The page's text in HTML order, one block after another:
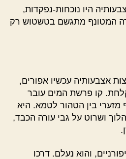
היו נוכחות-נפקדות,
המטונף מתגשם בטשטוש רק
אצבעותיה עכשיו אפורים,
קו פרשת המים עובר
מזערי בין הטהור לטמא. היא
ושרוט על גבי עורה הכבד,
והוא נעלם. דרכו